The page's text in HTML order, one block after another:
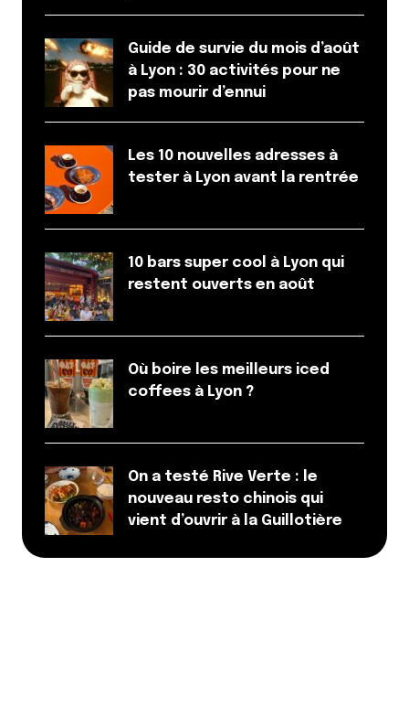
Guide de survie du mois d’août
à Lyon : 30 activités pour ne
pas mourir d’ennui
Les 10 nouvelles adresses à
tester à Lyon avant la rentrée
10 bars super cool à Lyon qui
restent ouverts en août
Où boire les meilleurs iced
coffees à Lyon ?
On a testé Rive Verte : le
nouveau resto chinois qui
vient d’ouvrir à la Guillotière